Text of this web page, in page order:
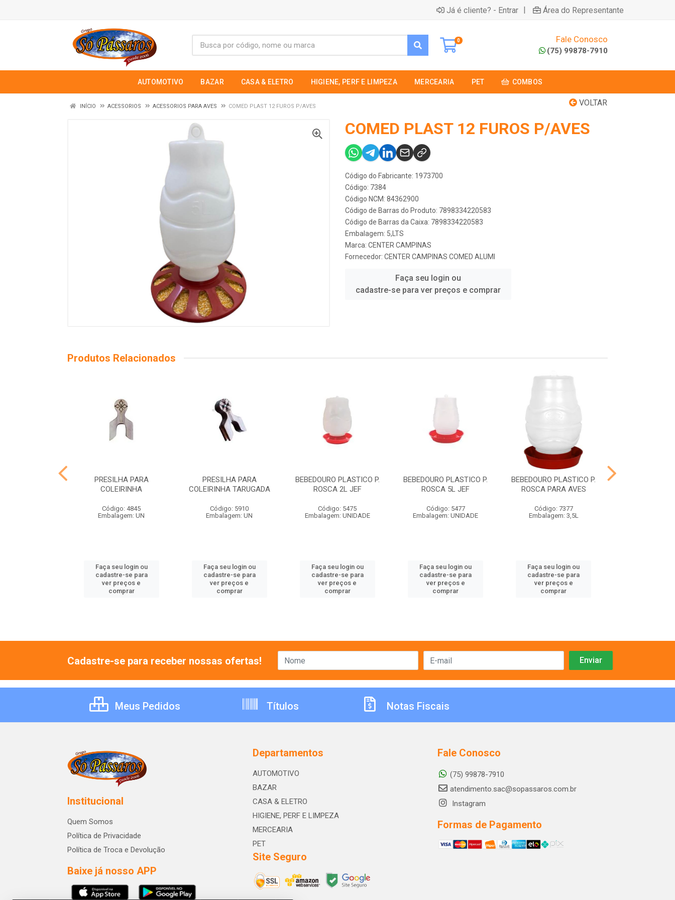
Já é cliente? - Entrar | Área do Representante
0 Fale Conosco
(75) 99878-7910
AUTOMOTIVO BAZAR CASA & ELETRO HIGIENE, PERF E LIMPEZA MERCEARIA PET COMBOS
VOLTAR
INÍCIO ACESSORIOS ACESSORIOS PARA AVES COMED PLAST 12 FUROS P/AVES
COMED PLAST 12 FUROS P/AVES
Código do Fabricante: 1973700
Código: 7384
Código NCM: 84362900
Código de Barras do Produto: 7898334220583
Código de Barras da Caixa: 7898334220583
Embalagem: 5,LTS
Marca: CENTER CAMPINAS
Fornecedor: CENTER CAMPINAS COMED ALUMI
Faça seu login ou
cadastre-se para ver preços e comprar
Produtos Relacionados
PRESILHA PARA
COLEIRINHA
Código: 4845
Embalagem: UN
Faça seu login ou
cadastre-se para
ver preços e
comprar
PRESILHA PARA
COLEIRINHA TARUGADA
Código: 5910
Embalagem: UN
Faça seu login ou
cadastre-se para
ver preços e
comprar
BEBEDOURO PLASTICO P.
ROSCA 2L JEF
Código: 5475
Embalagem: UNIDADE
Faça seu login ou
cadastre-se para
ver preços e
comprar
BEBEDOURO PLASTICO P.
ROSCA 5L JEF
Código: 5477
Embalagem: UNIDADE
Faça seu login ou
cadastre-se para
ver preços e
comprar
BEBEDOURO PLASTICO P.
ROSCA PARA AVES
Código: 7377
Embalagem: 3,5L
Faça seu login ou
cadastre-se para
ver preços e
comprar
Cadastre-se para receber nossas ofertas!
Meus Pedidos Títulos Notas Fiscais
Institucional
Quem Somos
Política de Privacidade
Política de Troca e Devolução
Baixe já nosso APP
Departamentos
AUTOMOTIVO
BAZAR
CASA & ELETRO
HIGIENE, PERF E LIMPEZA
MERCEARIA
PET
Site Seguro
Fale Conosco
(75) 99878-7910
atendimento.sac@sopassaros.com.br
Instagram
Formas de Pagamento